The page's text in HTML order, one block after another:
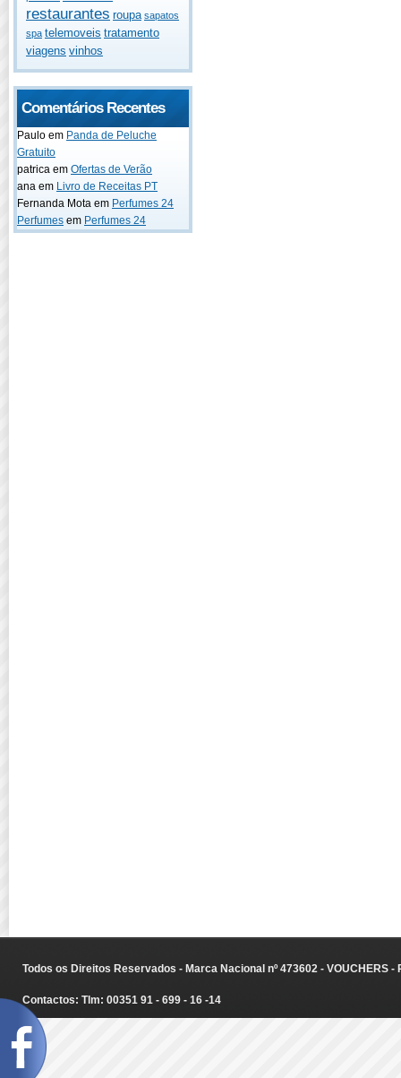
restaurantes roupa sapatos
spa telemoveis tratamento
viagens vinhos
Comentários Recentes
Paulo em Panda de Peluche
Gratuito
patrica em Ofertas de Verão
ana em Livro de Receitas PT
Fernanda Mota em Perfumes 24
Perfumes em Perfumes 24
Todos os Direitos Reservados - Marca Nacional nº 473602 - VOUCHERS
Contactos: Tlm: 00351 91 - 699 - 16 -14